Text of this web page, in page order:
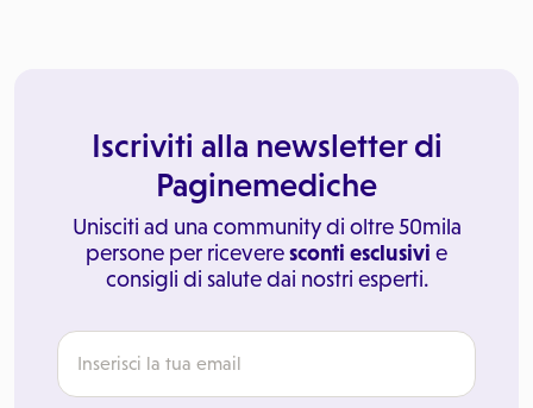
Iscriviti alla newsletter di
Paginemediche
Unisciti ad una community di oltre 50mila
persone per riceveresconti esclusivi e
consigli di salute dai nostri esperti.